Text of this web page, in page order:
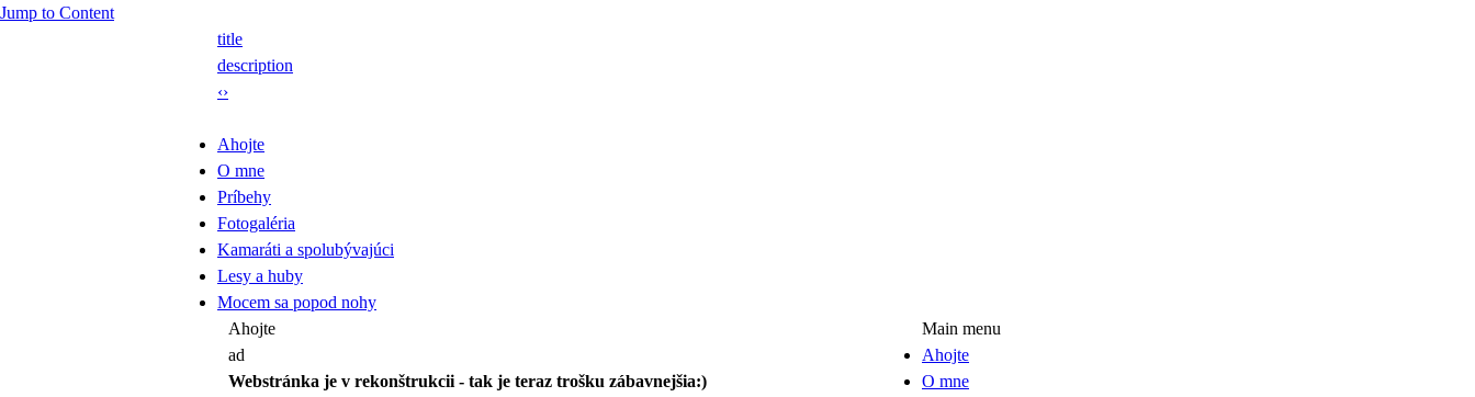
Jump to Content
title
description
‹›
Ahojte
O mne
Príbehy
Fotogaléria
Kamaráti a spolubývajúci
Lesy a huby
Mocem sa popod nohy
Ahojte
ad
Webstránka je v rekonštrukcii - tak je teraz trošku zábavnejšia:)
Main menu
Ahojte
O mne